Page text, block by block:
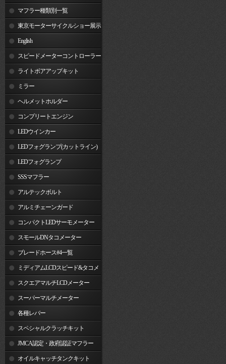
マフラー種類別一覧
東京モーターサイクルショー展示
車両 English
スピードメーターコントローラー
ライトボアアップキット
ミラー
ヘルメットホルダー
コンプリートエンジン
LEDウインカー
LEDフォグランプ(カットライン)
LEDフォグランプ
SSSマフラー
アルテックボルト
アルミチェーンガード
コンパクトLEDサーモメーター
スモールDNタコメーター
ブレードホース#4一覧
ミディアムLCDスピード&タコメ
ータースクエアマルチLCDメーター
スーパーマルチメーター
各種レバー
スペシャルクラッチキット
JMCA認定・政府認証マフラー
オイルキャッチタンクキット